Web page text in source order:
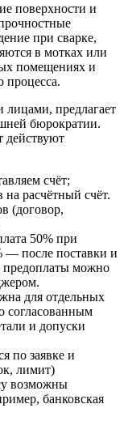
поверхности и
при сварке,
в мотках или
помещениях и
процесса.
предлагает
бюрократии.
действуют
счёт;
на расчётный счёт.
(договор,
50% при
— после поставки и
можно
для отдельных
согласованным
и допуски
по заявке и
лимит)
возможны
банковская